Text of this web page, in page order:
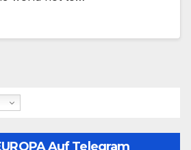
Auf Telegram